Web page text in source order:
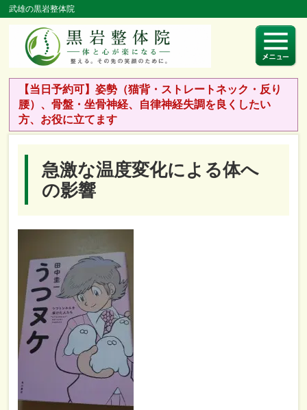
武雄の黒岩整体院
【当日予約可】姿勢（猫背・ストレートネック・反り
腰）、骨盤・坐骨神経、自律神経失調を良くしたい
方、お役に立てます
急激な温度変化による体へ
の影響